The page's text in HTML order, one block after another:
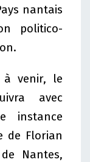
nantais
politico-
à venir, le
avec
instance
de Florian
Nantes,